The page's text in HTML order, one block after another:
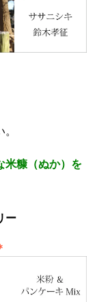
米糠（ぬか）を
ー